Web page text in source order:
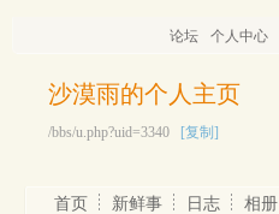
论坛 个人中心
沙漠雨的个人主页
/bbs/u.php?uid=3340 [复制]
首页 新鲜事 日志 相册